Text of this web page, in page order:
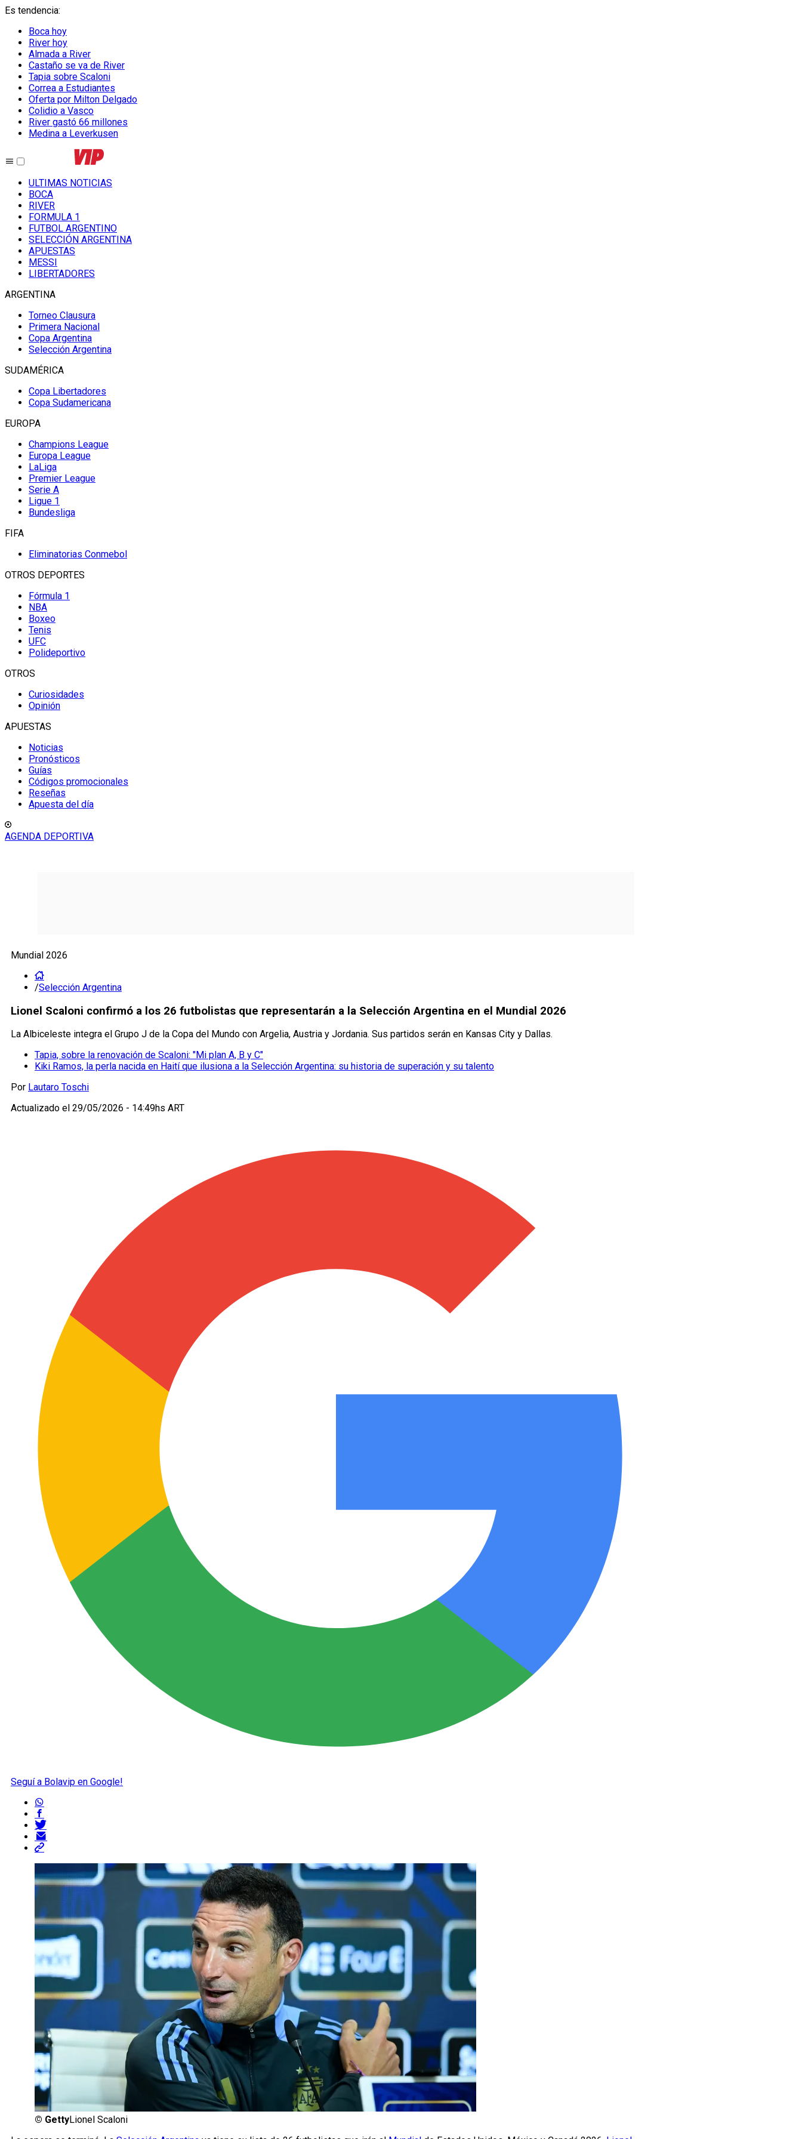
Es tendencia:
Boca hoy
River hoy
Almada a River
Castaño se va de River
Tapia sobre Scaloni
Correa a Estudiantes
Oferta por Milton Delgado
Colidio a Vasco
River gastó 66 millones
Medina a Leverkusen
ULTIMAS NOTICIAS
BOCA
RIVER
FORMULA 1
FUTBOL ARGENTINO
SELECCIÓN ARGENTINA
APUESTAS
MESSI
LIBERTADORES
ARGENTINA
Torneo Clausura
Primera Nacional
Copa Argentina
Selección Argentina
SUDAMÉRICA
Copa Libertadores
Copa Sudamericana
EUROPA
Champions League
Europa League
LaLiga
Premier League
Serie A
Ligue 1
Bundesliga
FIFA
Eliminatorias Conmebol
OTROS DEPORTES
Fórmula 1
NBA
Boxeo
Tenis
UFC
Polideportivo
OTROS
Curiosidades
Opinión
APUESTAS
Noticias
Pronósticos
Guías
Códigos promocionales
Reseñas
Apuesta del día
AGENDA DEPORTIVA
Mundial 2026
/Selección Argentina
Lionel Scaloni confirmó a los 26 futbolistas que representarán a la Selección Argentina en el Mundial 2026
La Albiceleste integra el Grupo J de la Copa del Mundo con Argelia, Austria y Jordania. Sus partidos serán en Kansas City y Dallas.
Tapia, sobre la renovación de Scaloni: "Mi plan A, B y C"
Kiki Ramos, la perla nacida en Haití que ilusiona a la Selección Argentina: su historia de superación y su talento
Por Lautaro Toschi
Actualizado el 29/05/2026 - 14:49hs ART
Seguí a Bolavip en Google!
© GettyLionel Scaloni